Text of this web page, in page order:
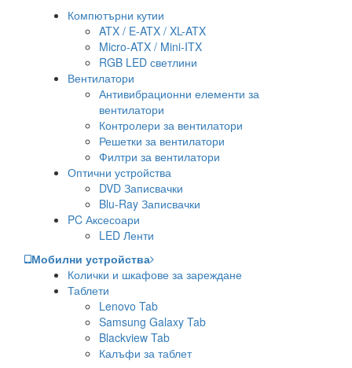
Компютърни кутии
ATX / E-ATX / XL-ATX
Micro-ATX / Mini-ITX
RGB LED светлини
Вентилатори
Антивибрационни елементи за
вентилатори
Контролери за вентилатори
Решетки за вентилатори
Филтри за вентилатори
Оптични устройства
DVD Записвачки
Blu-Ray Записвачки
PC Аксесоари
LED Ленти
Мобилни устройства
Колички и шкафове за зареждане
Таблети
Lenovo Tab
Samsung Galaxy Tab
Blackview Tab
Калъфи за таблет